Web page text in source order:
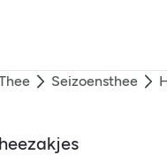
Seizoensthee